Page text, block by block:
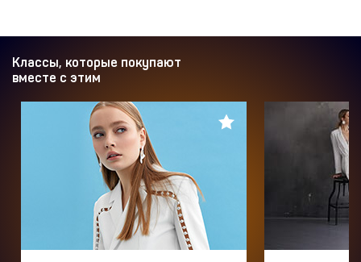
Классы, которые покупают
вместе с этим